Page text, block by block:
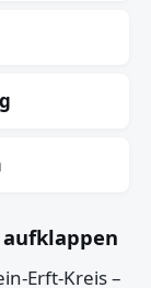
Erft-Kreis –